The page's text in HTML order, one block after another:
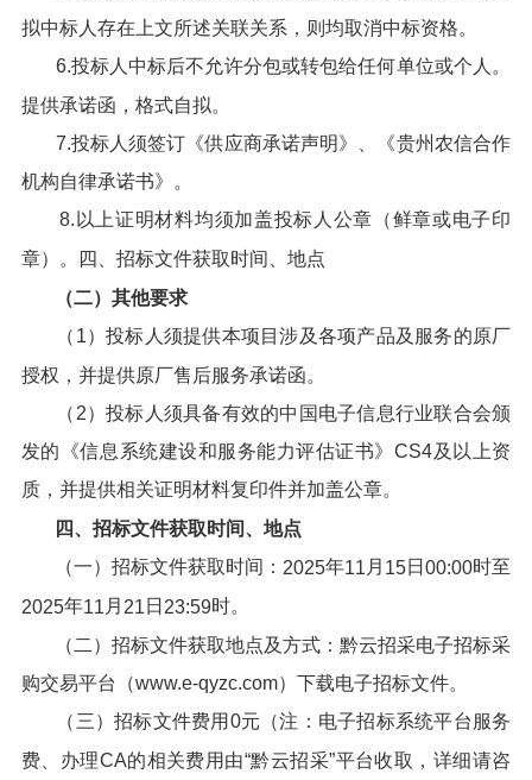
拟中标人存在上文所述关联关系，则均取消中标资格。
6.投标人中标后不允许分包或转包给任何单位或个人。
提供承诺函，格式自拟。
7.投标人须签订《供应商承诺声明》、《贵州农信合作
机构自律承诺书》。
8.以上证明材料均须加盖投标人公章（鲜章或电子印
章）。四、招标文件获取时间、地点
（二） 其他要求
（1）投标人须提供本项目涉及各项产品及服务的原厂
授权，并提供原厂售后服务承诺函。
（2）投标人须具备有效的中国电子信息行业联合会颁
发的《信息系统建设和服务能力评估证书》CS4及以上资
质，并提供相关证明材料复印件并加盖公章。
四、招标文件获取时间、地点
（一）招标文件获取时间： 2025年11 月 15日00:00时至
2025年11 月 21 日 23:59时。
（二）招标文件获取地点及方式：黔云招采电子招标采
购交易平台（www.e-qyzc.com）下载电子招标文件。
（三）招标文件费用0元（注：电子招标系统平台服务
费、办理CA的相关费用由“黔云招采”平台收取，详细请咨